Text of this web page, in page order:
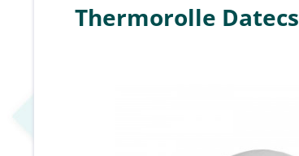
Thermorolle